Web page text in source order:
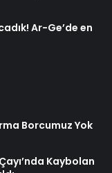
Ar-Ge’de en
Borcumuz Yok
Kaybolan